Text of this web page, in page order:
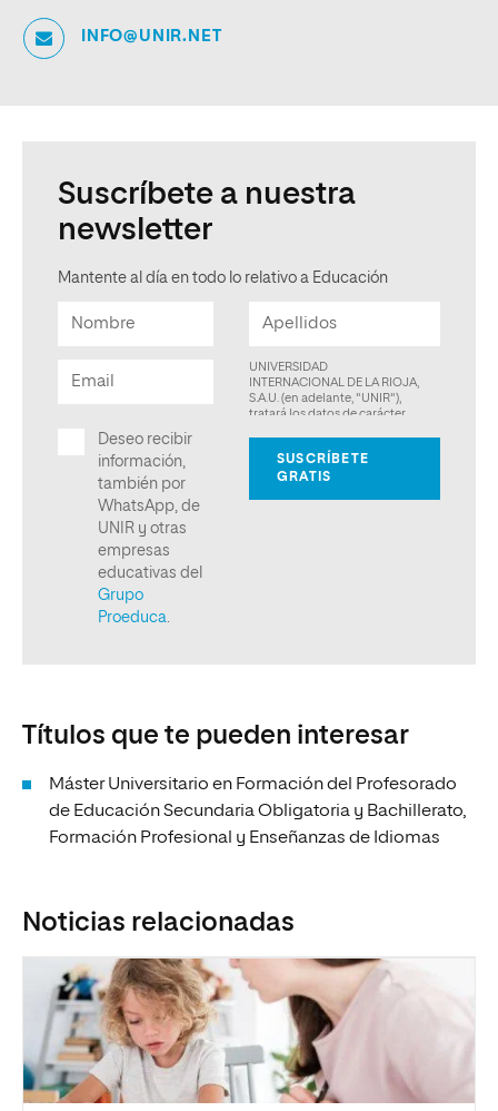
INFO@UNIR.NET
Suscríbete a nuestra
newsletter
Mantente al día en todo lo relativo a Educación
Títulos que te pueden interesar
Máster Universitario en Formación del Profesorado
de Educación Secundaria Obligatoria y Bachillerato,
Formación Profesional y Enseñanzas de Idiomas
Noticias relacionadas